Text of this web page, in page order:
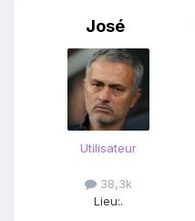
José
Utilisateur
38,3k
Lieu:.